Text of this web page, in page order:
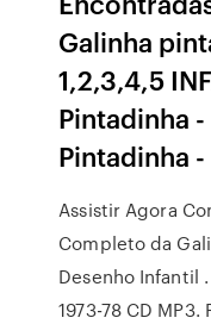
Galinha
1,2,3,4,5
Pintadinha
Pintadinha
Assistir Agora
Completo da
Desenho Infantil
1973-78 CD